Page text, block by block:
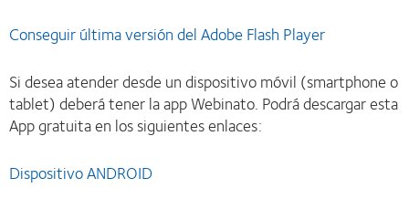
Conseguir última versión del Adobe Flash Player
Si desea atender desde un dispositivo móvil (smartphone o
tablet) deberá tener la app Webinato. Podrá descargar esta
App gratuita en los siguientes enlaces:
Dispositivo ANDROID